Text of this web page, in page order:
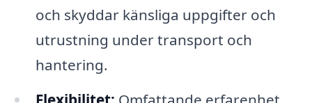
och skyddar känsliga uppgifter och
utrustning under transport och
hantering.